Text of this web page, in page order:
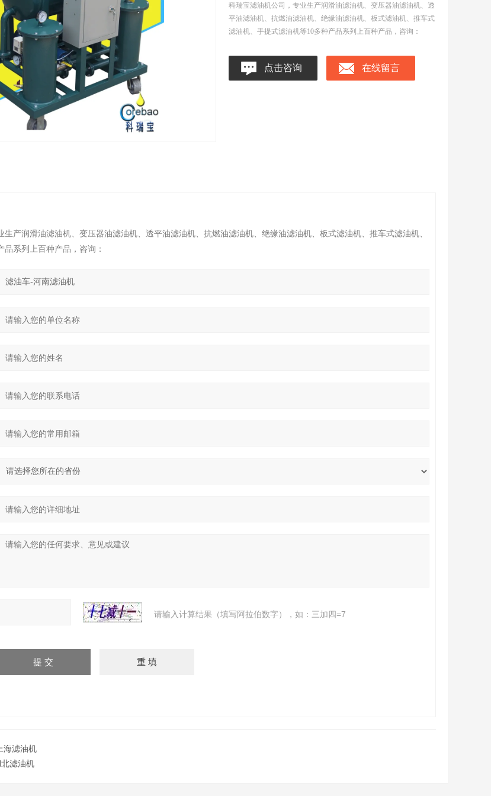
科瑞宝滤油机公司，专业生产润滑油滤油机、变压器油滤油机、透
平油滤油机、抗燃油滤油机、绝缘油滤油机、板式滤油机、推车式
滤油机、手提式滤油机等10多种产品系列上百种产品，咨询：
点击咨询 在线留言
生产润滑油滤油机、变压器油滤油机、透平油滤油机、抗燃油滤油机、绝缘油滤油机、板式滤油机、推车式滤油机、
品系列上百种产品，咨询：
请输入计算结果（填写阿拉伯数字），如：三加四=7
海滤油机
滤油机